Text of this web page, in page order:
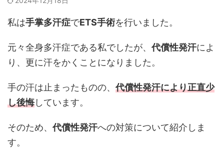
私は手掌多汗症でETS手術を行いました。
元々全身多汗症である私でしたが、代償性発汗によ
り、更に汗をかくことになりました。
手の汗は止まったものの、代償性発汗により正直少
し後悔しています。
そのため、代償性発汗への対策について紹介しま
す。